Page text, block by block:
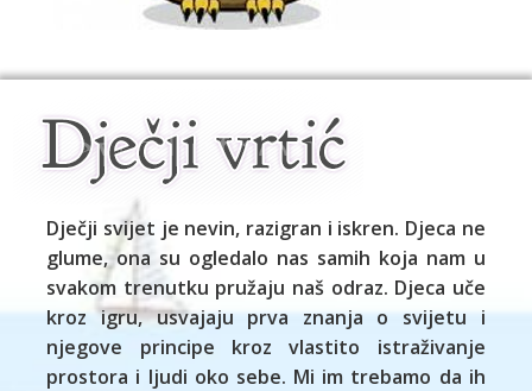
Dječji svijet je nevin, razigran i iskren. Djeca ne
glume, ona su ogledalo nas samih koja nam u
svakom trenutku pružaju naš odraz. Djeca uče
kroz igru, usvajaju prva znanja o svijetu i
njegove principe kroz vlastito istraživanje
prostora i ljudi oko sebe. Mi im trebamo da ih